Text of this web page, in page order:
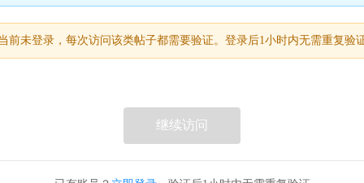
前未登录，每次访问该类帖子都需要验证。登录后1小时内无需重复验
继续访问